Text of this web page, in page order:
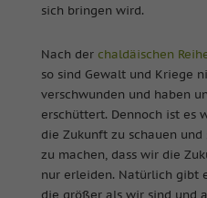
sich bringen wird.
Nach der chaldäischen
so sind Gewalt und Kriege
verschwunden und haben
erschüttert. Dennoch ist es
die Zukunft zu schauen
zu machen, dass wir die
nur erleiden. Natürlich gibt
die größer als wir sind und